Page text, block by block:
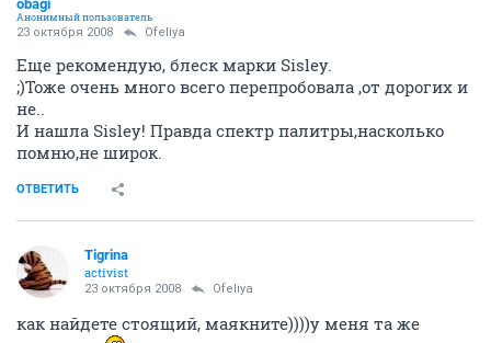
obagi
Анонимный пользователь
23 октября 2008 Ofeliya
Еще рекомендую, блеск марки Sisley.
;)Тоже очень много всего перепробовала ,от дорогих и
не..
И нашла Sisley! Правда спектр палитры,насколько
помню,не широк.
ОТВЕТИТЬ
Tigrina
activist
23 октября 2008 Ofeliya
как найдете стоящий, маякните))))у меня та же